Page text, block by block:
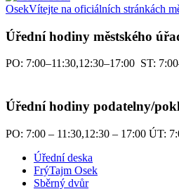
OsekVítejte na oficiálních stránkách
Úřední hodiny městského
PO: 7:00–11:30,12:30–17:00 ST:
Úřední hodiny podatelny/
PO: 7:00 – 11:30,12:30 – 17:00 ÚT:
Úřední deska
FrýTajm Osek
Sběrný dvůr